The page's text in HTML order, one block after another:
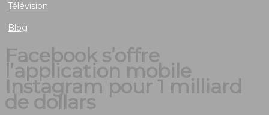
Télévision
Blog
Facebook s’offre
l’application mobile
Instagram pour 1 milliard
de dollars